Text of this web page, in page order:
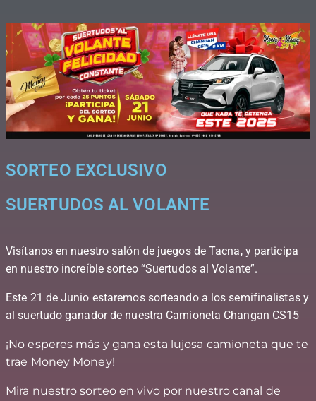
SORTEO EXCLUSIVO
SUERTUDOS AL VOLANTE
Visítanos en nuestro salón de juegos de Tacna, y participa
en nuestro increíble sorteo “Suertudos al Volante”.
Este 21 de Junio estaremos sorteando a los semifinalistas y
al suertudo ganador de nuestra Camioneta Changan CS15
¡No esperes más y gana esta lujosa camioneta que te
trae Money Money!
Mira nuestro sorteo en vivo por nuestro canal de